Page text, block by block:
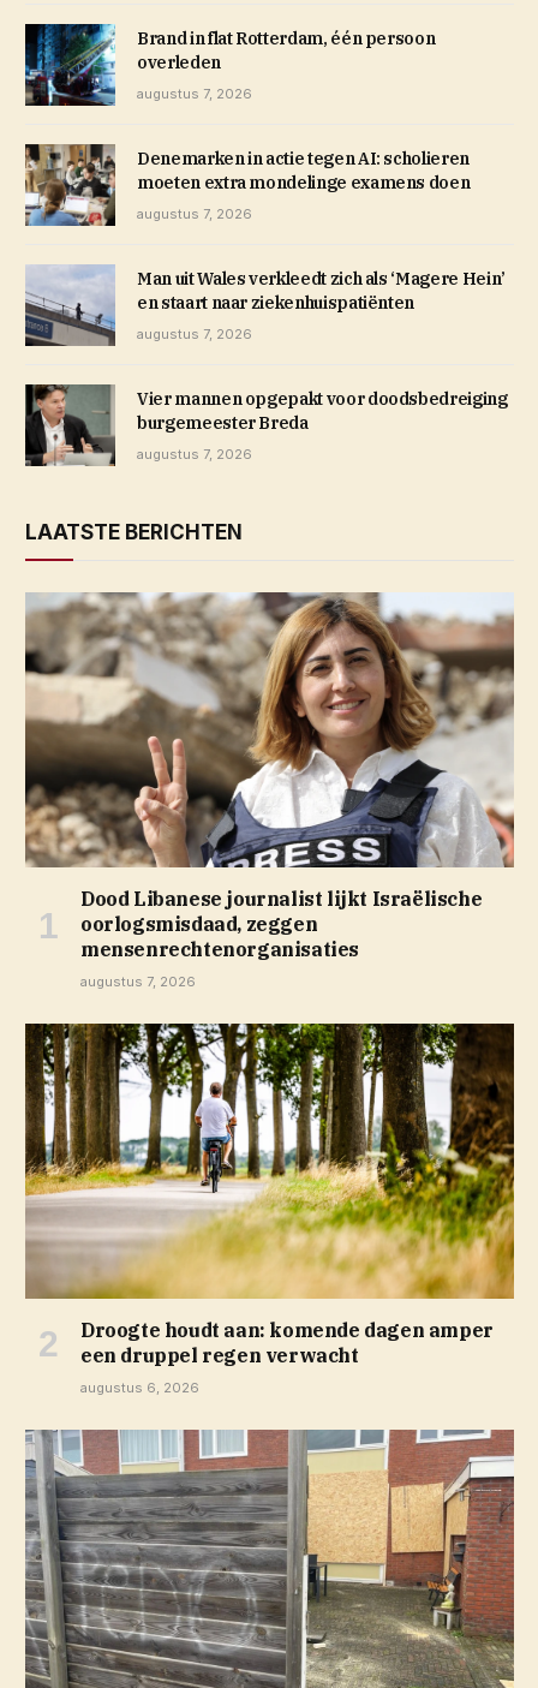
Brand in flat Rotterdam, één persoon
overleden
augustus 7, 2026
Denemarken in actie tegen AI: scholieren
moeten extra mondelinge examens doen
augustus 7, 2026
Man uit Wales verkleedt zich als ‘Magere Hein’
en staart naar ziekenhuispatiënten
augustus 7, 2026
Vier mannen opgepakt voor doodsbedreiging
burgemeester Breda
augustus 7, 2026
LAATSTE BERICHTEN
Dood Libanese journalist lijkt Israëlische
oorlogsmisdaad, zeggen
mensenrechtenorganisaties
augustus 7, 2026
Droogte houdt aan: komende dagen amper
een druppel regen verwacht
augustus 6, 2026